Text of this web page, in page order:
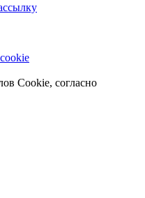
Cookie, согласно